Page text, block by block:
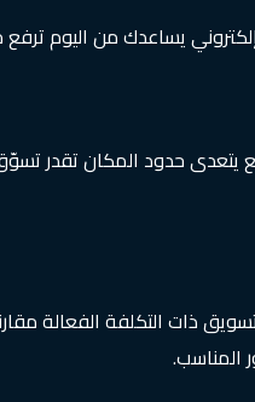
يساعدك من اليوم ترفع
يتعدى حدود المكان
ذات التكلفة الفعالة
المناسب.